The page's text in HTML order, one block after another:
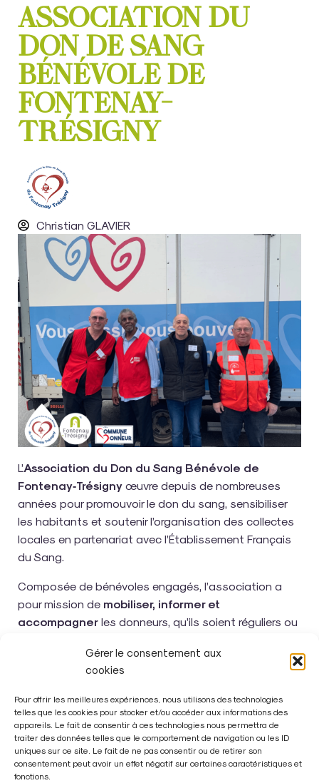
Gérer le consentement aux
cookies
Pour offrir les meilleures expériences, nous utilisons des technologies
telles que les cookies pour stocker et/ou accéder aux informations des
appareils. Le fait de consentir à ces technologies nous permettra de
traiter des données telles que le comportement de navigation ou les ID
uniques sur ce site. Le fait de ne pas consentir ou de retirer son
consentement peut avoir un effet négatif sur certaines caractéristiques et
fonctions.
ASSOCIATION DU
DON DE SANG
BÉNÉVOLE DE
FONTENAY-
TRÉSIGNY
Christian GLAVIER
L’Association du Don du Sang Bénévole de
Fontenay‑Trésigny œuvre depuis de nombreuses
années pour promouvoir le don du sang, sensibiliser
les habitants et soutenir l’organisation des collectes
locales en partenariat avec l’Établissement Français
du Sang.
Composée de bénévoles engagés, l’association a
pour mission de mobiliser, informer et
accompagner les donneurs, qu’ils soient réguliers ou
collectes organisées sur la commune, en veillant à
créer un climat accueillant, convivial et rassurant pour
Grâce à l’implication des bénévoles, à la fidélité des
donneurs et au soutien de la Ville, l’association
participe pleinement à lasolidarité localeet à la
sauvegarde de vies